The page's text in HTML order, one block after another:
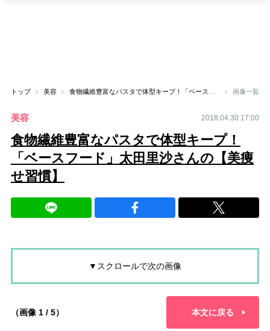
トップ 美容 画像一覧
美容 2018.04.30 17:00
食物繊維豊富なパスタで体型キープ！
「ベースフード」太田里沙さんの【美痩
せ習慣】
▼スクロールで次の画像
（画像 1 / 5） 本文に戻る